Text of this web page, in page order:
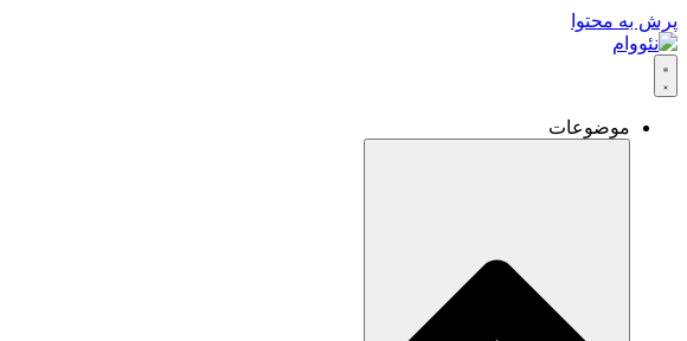
پرش به محتوا
موضوعات